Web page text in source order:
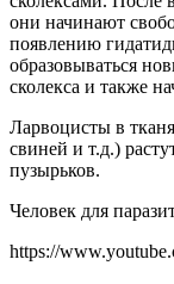
они начинают
появлению
образовываться
сколекса и также
Ларвоцисты в
свиней и т.д.)
пузырьков.
Человек для
https://